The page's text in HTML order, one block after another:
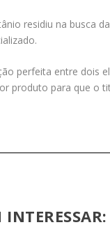
residiu na busca
perfeita entre dois
produto para que o